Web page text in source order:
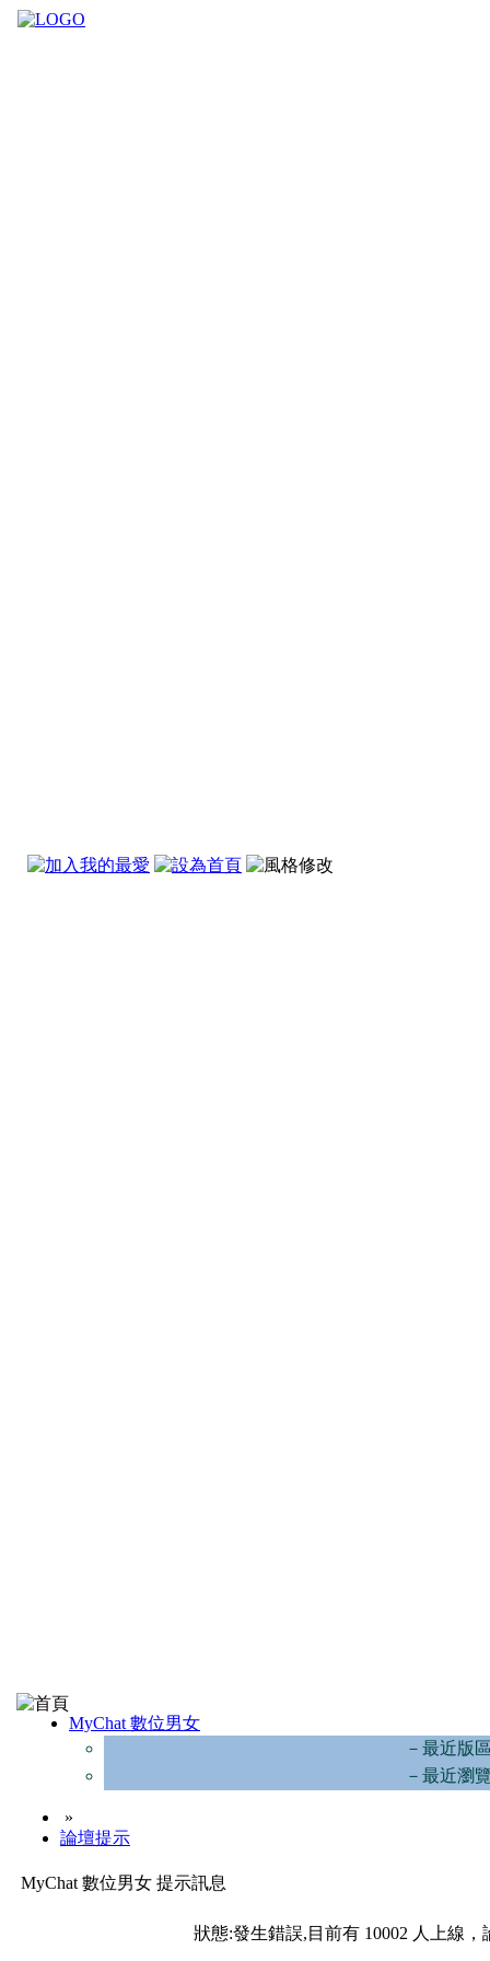
MyChat 數位男女
－最近版
－最近瀏
»
論壇提示
MyChat 數位男女 提示訊息
狀態:發生錯誤,目前有 10002 人上線